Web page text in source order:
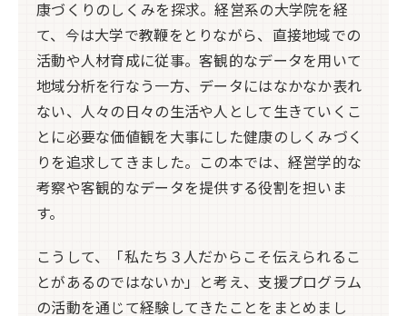
康づくりのしくみを探求。経営系の大学院を経
て、今は大学で教鞭をとりながら、直接地域での
活動や人材育成に従事。客観的なデータを用いて
地域分析を行なう一方、データにはなかなか表れ
ない、人々の日々の生活や人として生きていくこ
とに必要な価値観を大事にした健康のしくみづく
りを追求してきました。この本では、経営学的な
考察や客観的なデータを提供する役割を担いま
す。
こうして、「私たち３人だからこそ伝えられるこ
とがあるのではないか」と考え、支援プログラム
の活動を通じて経験してきたことをまとめまし